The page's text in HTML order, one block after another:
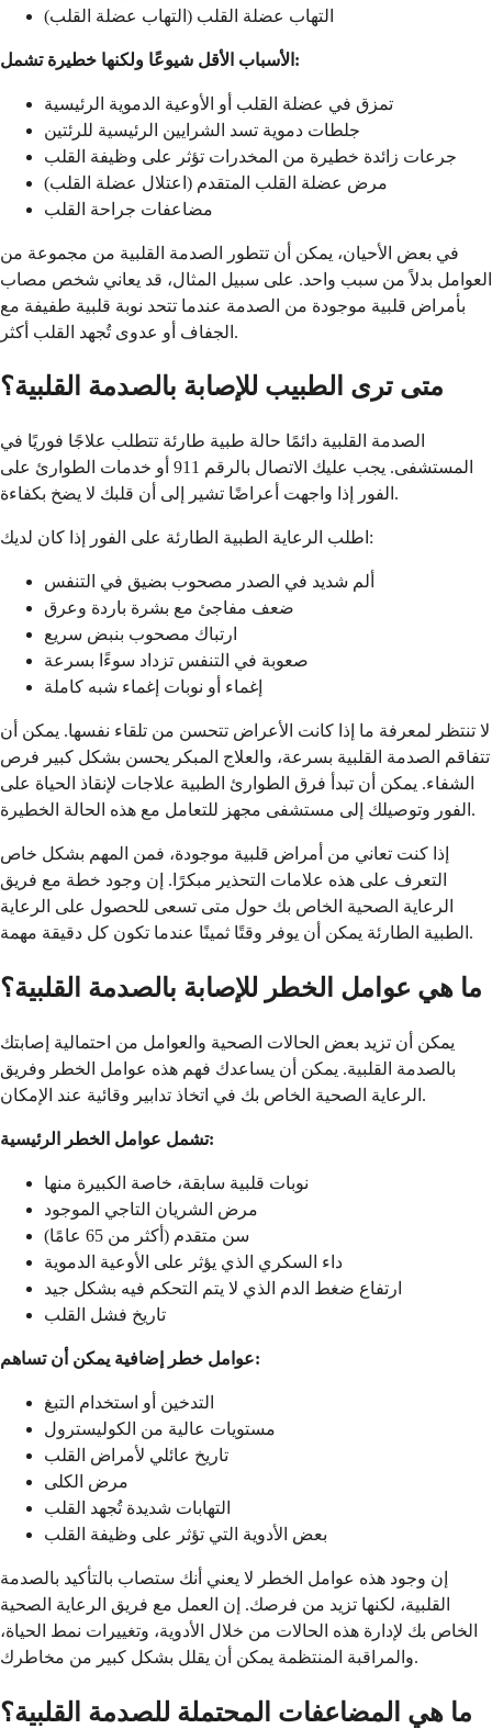
التهاب عضلة القلب (التهاب عضلة القلب)
الأسباب الأقل شيوعًا ولكنها خطيرة تشمل:
تمزق في عضلة القلب أو الأوعية الدموية الرئيسية
جلطات دموية تسد الشرايين الرئيسية للرئتين
جرعات زائدة خطيرة من المخدرات تؤثر على وظيفة القلب
مرض عضلة القلب المتقدم (اعتلال عضلة القلب)
مضاعفات جراحة القلب
في بعض الأحيان، يمكن أن تتطور الصدمة القلبية من مجموعة من
العوامل بدلاً من سبب واحد. على سبيل المثال، قد يعاني شخص مصاب
بأمراض قلبية موجودة من الصدمة عندما تتحد نوبة قلبية طفيفة مع
الجفاف أو عدوى تُجهد القلب أكثر.
متى ترى الطبيب للإصابة بالصدمة القلبية؟
الصدمة القلبية دائمًا حالة طبية طارئة تتطلب علاجًا فوريًا في
المستشفى. يجب عليك الاتصال بالرقم 911 أو خدمات الطوارئ على
الفور إذا واجهت أعراضًا تشير إلى أن قلبك لا يضخ بكفاءة.
اطلب الرعاية الطبية الطارئة على الفور إذا كان لديك:
ألم شديد في الصدر مصحوب بضيق في التنفس
ضعف مفاجئ مع بشرة باردة وعرق
ارتباك مصحوب بنبض سريع
صعوبة في التنفس تزداد سوءًا بسرعة
إغماء أو نوبات إغماء شبه كاملة
لا تنتظر لمعرفة ما إذا كانت الأعراض تتحسن من تلقاء نفسها. يمكن أن
تتفاقم الصدمة القلبية بسرعة، والعلاج المبكر يحسن بشكل كبير فرص
الشفاء. يمكن أن تبدأ فرق الطوارئ الطبية علاجات لإنقاذ الحياة على
الفور وتوصيلك إلى مستشفى مجهز للتعامل مع هذه الحالة الخطيرة.
إذا كنت تعاني من أمراض قلبية موجودة، فمن المهم بشكل خاص
التعرف على هذه علامات التحذير مبكرًا. إن وجود خطة مع فريق
الرعاية الصحية الخاص بك حول متى تسعى للحصول على الرعاية
الطبية الطارئة يمكن أن يوفر وقتًا ثمينًا عندما تكون كل دقيقة مهمة.
ما هي عوامل الخطر للإصابة بالصدمة القلبية؟
يمكن أن تزيد بعض الحالات الصحية والعوامل من احتمالية إصابتك
بالصدمة القلبية. يمكن أن يساعدك فهم هذه عوامل الخطر وفريق
الرعاية الصحية الخاص بك في اتخاذ تدابير وقائية عند الإمكان.
تشمل عوامل الخطر الرئيسية:
نوبات قلبية سابقة، خاصة الكبيرة منها
مرض الشريان التاجي الموجود
سن متقدم (أكثر من 65 عامًا)
داء السكري الذي يؤثر على الأوعية الدموية
ارتفاع ضغط الدم الذي لا يتم التحكم فيه بشكل جيد
تاريخ فشل القلب
عوامل خطر إضافية يمكن أن تساهم:
التدخين أو استخدام التبغ
مستويات عالية من الكوليسترول
تاريخ عائلي لأمراض القلب
مرض الكلى
التهابات شديدة تُجهد القلب
بعض الأدوية التي تؤثر على وظيفة القلب
إن وجود هذه عوامل الخطر لا يعني أنك ستصاب بالتأكيد بالصدمة
القلبية، لكنها تزيد من فرصك. إن العمل مع فريق الرعاية الصحية
الخاص بك لإدارة هذه الحالات من خلال الأدوية، وتغييرات نمط الحياة،
والمراقبة المنتظمة يمكن أن يقلل بشكل كبير من مخاطرك.
ما هي المضاعفات المحتملة للصدمة القلبية؟